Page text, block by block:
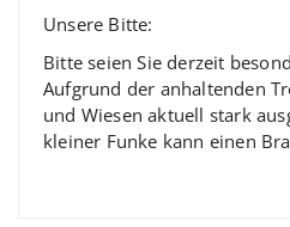
Unsere Bitte:
Bitte seien Sie derzeit
Aufgrund der anhaltenden
und Wiesen aktuell stark
kleiner Funke kann einen